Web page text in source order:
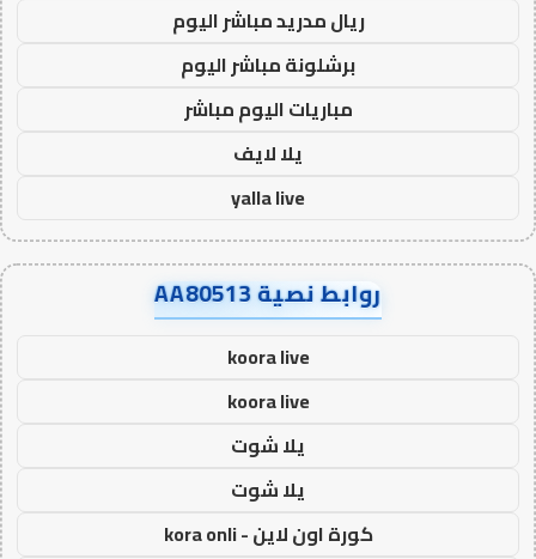
ريال مدريد مباشر اليوم
برشلونة مباشر اليوم
مباريات اليوم مباشر
يلا لايف
yalla live
روابط نصية AA80513
koora live
koora live
يلا شوت
يلا شوت
كورة اون لاين - kora onli